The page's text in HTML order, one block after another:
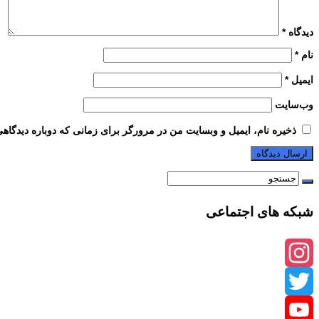
دیدگاه*
نام*
ایمیل*
وب‌سایت
ذخیره نام، ایمیل و وبسایت من در مرورگر برای زمانی که دوباره
شبکه های اجتماعی
Instagram
Twitter